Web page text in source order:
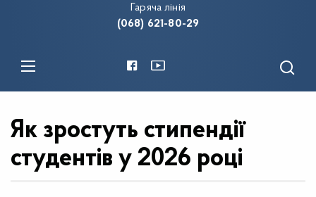
Гаряча лінія
(068) 621-80-29
Як зростуть стипендії
студентів у 2026 році